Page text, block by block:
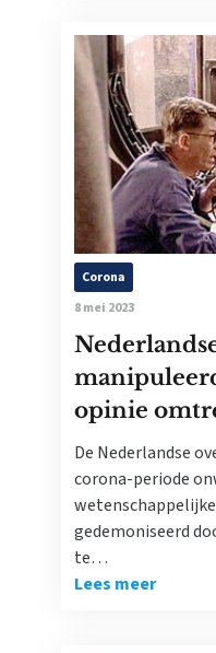
Corona
8 mei 2023
opinie
De Nederlandse
corona-periode
gedemoniseerd
te…
Lees meer